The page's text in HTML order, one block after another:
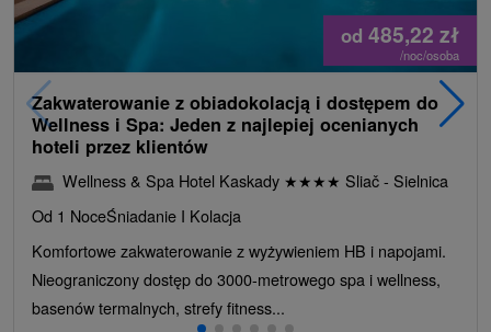
od 485,22 zł
/noc/osoba
Zakwaterowanie z obiadokolacją i dostępem do
Wellness i Spa: Jeden z najlepiej ocenianych
hoteli przez klientów
Wellness & Spa Hotel Kaskady ★★★★ Sliač - Sielnica
Od 1 NoceŚniadanie I Kolacja
Komfortowe zakwaterowanie z wyżywieniem HB i napojami.
Nieograniczony dostęp do 3000-metrowego spa i wellness,
basenów termalnych, strefy fitness...